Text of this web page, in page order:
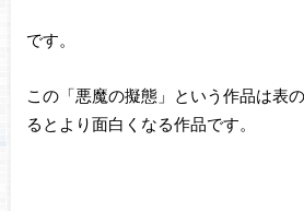
です。
この「悪魔の擬態」という作品は表
るとより面白くなる作品です。